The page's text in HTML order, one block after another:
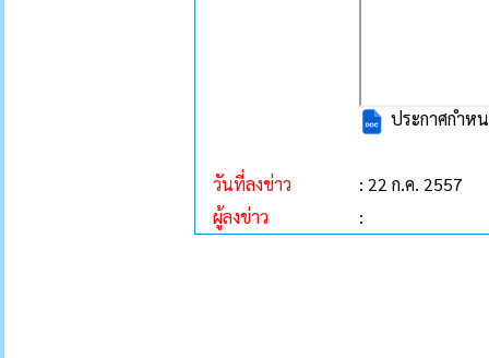
ประกาศกำห
วันที่ลงข่าว
: 22 ก.ค. 2557
ผู้ลงข่าว
: